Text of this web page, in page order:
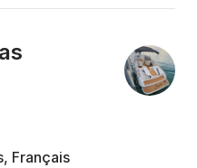
Français